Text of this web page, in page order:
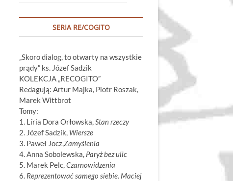
SERIA RE/COGITO
„Skoro dialog, to otwarty na wszystkie
prądy” ks. Józef Sadzik
KOLEKCJA „RECOGITO”
Redagują: Artur Majka, Piotr Roszak,
Marek Wittbrot
Tomy:
1. Líria Dora Orłowska,Stan rzeczy
2. Józef Sadzik, Wiersze
3. Paweł Jocz,Zamyślenia
4. Anna Sobolewska, Paryż bez ulic
5. Marek Pelc,Czarnowidzenia
6. Reprezentować samego siebie. Maciej